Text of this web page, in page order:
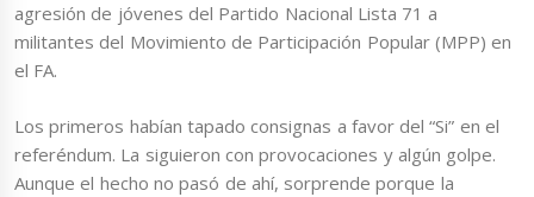
agresión de jóvenes del Partido Nacional Lista 71 a
militantes del Movimiento de Participación Popular (MPP) en
el FA.
Los primeros habían tapado consignas a favor del “Si” en el
referéndum. La siguieron con provocaciones y algún golpe.
Aunque el hecho no pasó de ahí, sorprende porque la